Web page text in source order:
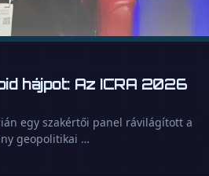
hájpot: Az ICRA 2026
egy szakértői panel rávilágított a
geopolitikai …